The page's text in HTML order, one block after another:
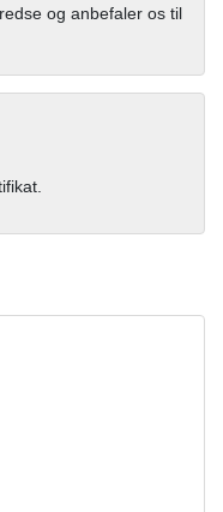
og anbefaler os til